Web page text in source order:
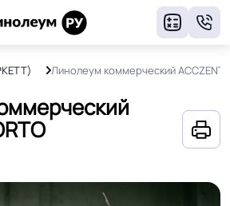
Линолеум коммерческий ACCZENT